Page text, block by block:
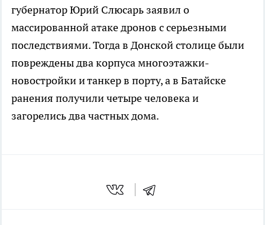
губернатор Юрий Слюсарь заявил о
массированной атаке дронов с серьезными
последствиями. Тогда в Донской столице были
повреждены два корпуса многоэтажки-
новостройки и танкер в порту, а в Батайске
ранения получили четыре человека и
загорелись два частных дома.